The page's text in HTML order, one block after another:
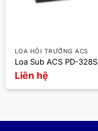
LOA HỘI TRƯỜNG ACS
Loa Sub ACS PD-328S
Liên hệ